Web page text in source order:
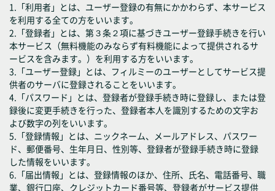
1.「利用者」とは、ユーザー登録の有無にかかわらず、本サービス
を利用する全ての方をいいます。
2.「登録者」とは、第３条２項に基づきユーザー登録手続きを行い
本サービス（無料機能のみならず有料機能によって提供されるサ
ービスを含みます。）を利用する方をいいます。
3.「ユーザー登録」とは、フィルミーのユーザーとしてサービス提
供者のサーバに登録されることをいいます。
4.「パスワード」とは、登録者が登録手続き時に登録し、または登
録後に変更手続きを行った、登録者本人を識別するための文字お
よび数字の列をいいます。
5.「登録情報」とは、ニックネーム、メールアドレス、パスワー
ド、郵便番号、生年月日、性別等、登録者が登録手続き時に登録
した情報をいいます。
6.「届出情報」とは、登録情報のほか、住所、氏名、電話番号、職
業、銀行口座、クレジットカード番号等、登録者がサービス提供